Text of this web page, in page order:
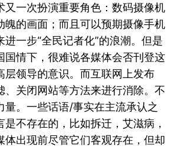
又一次扮演重要角色：数码摄像机
魄的画面；而且可以预期摄像手机
一步“全民记者化”的浪潮。但是
国情下，很难说各媒体会否刊登这
领导的意识。而互联网上发布
、关闭网站等方法来进行消除。不
量。一些话语/事实在主流承认之
不存在的，比如拆迁，艾滋病，
体出现前尽管它们客观存在，但却